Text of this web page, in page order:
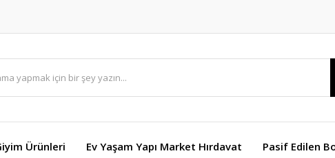
Ürünleri Ev Yaşam Yapı Market Hırdavat Pasif Edilen